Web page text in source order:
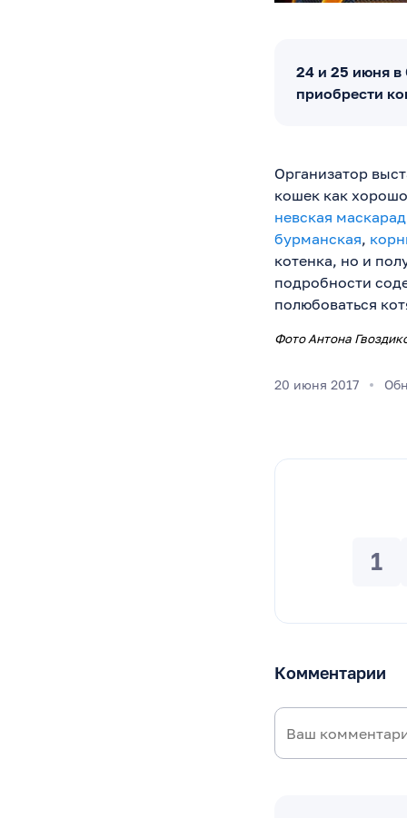
24 и 25 июня
приобрести
Организатор
кошек как
невская
бурманская,
котенка, но и
подробности
полюбоваться
Фото Антона
20 июня 2017
1
Комментарии